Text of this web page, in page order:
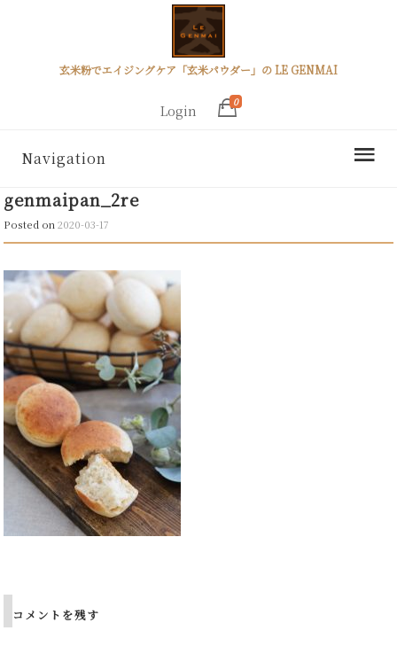
玄米粉でエイジングケア「玄米パウダー」の LE GENMAI
Login
0
Navigation
genmaipan_2re
Posted on2020-03-17
コメントを残す